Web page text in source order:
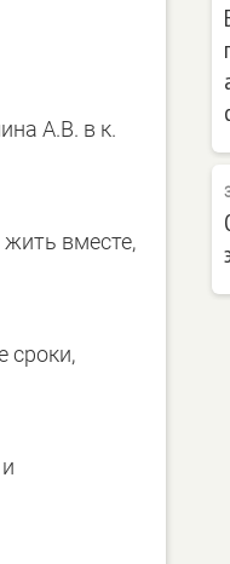
А.В. в к.
вместе,
сроки,